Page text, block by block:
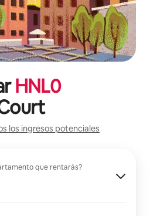
HNL0
los ingresos potenciales
que rentarás?